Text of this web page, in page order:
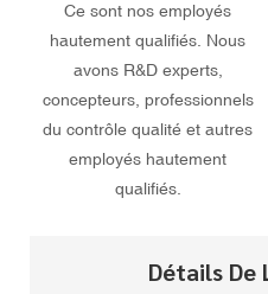
Ce sont nos employés
hautement qualifiés. Nous
avons R&D experts,
concepteurs, professionnels
du contrôle qualité et autres
employés hautement
qualifiés.
Détails